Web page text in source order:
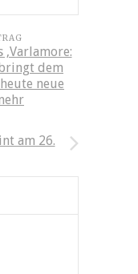
‚Varlamore:
dem
neue
am 26.